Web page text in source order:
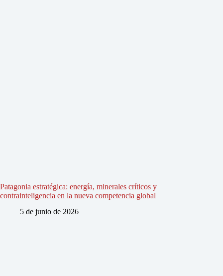
Patagonia estratégica: energía, minerales críticos y
contrainteligencia en la nueva competencia global
5 de junio de 2026